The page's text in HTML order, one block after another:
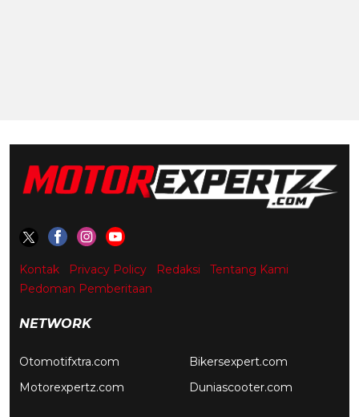
Kontak Privacy Policy Redaksi
Tentang Kami
Pedoman Pemberitaan
NETWORK
Otomotifxtra.com
Motorexpertz.com
Bikersexpert.com
Duniascooter.com